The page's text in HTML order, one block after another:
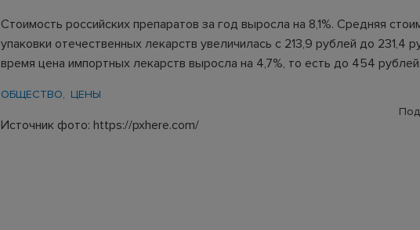
Стоимость российских препаратов за год выросла на 8,1%. Средняя
упаковки отечественных лекарств увеличилась с 213,9 рублей до 231,4
время цена импортных лекарств выросла на 4,7%, то есть до 454 рублей.
ОБЩЕСТВО ЦЕНЫ
Источник фото: https://pxhere.com/